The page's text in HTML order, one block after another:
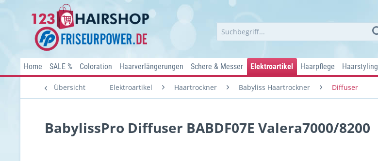
Home SALE % Coloration Haarverlängerungen Schere & Messer Elektroartikel Haarpflege Haarstyling
Übersicht Elektroartikel Haartrockner Babyliss Haartrockner Diffuser
BabylissPro Diffuser BABDF07E Valera7000/8200